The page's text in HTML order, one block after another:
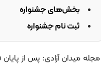
بخش‌های جشنواره
ثبت نام جشنواره
مجله میدان آزادی: پس از